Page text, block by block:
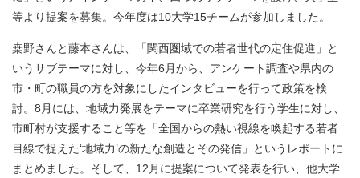
等より提案を募集。今年度は10大学15チームが参加しました。
桒野さんと藤本さんは、「関西圏域での若者世代の定住促進 」と
いうサブテーマに対し、今年6月から、アンケート調査や県内の
市・町の職員の方を対象にしたインタビューを行って政策を検
討。8月には、地域力発展をテーマに卒業研究を行う学生に対し、
市町村が支援すること等を「全国からの熱い視線を喚起する若者
目線で捉えた‘地域力’の新たな創造とその発信」というレポートに
まとめました。そして、12月に提案について発表を行い、他大学